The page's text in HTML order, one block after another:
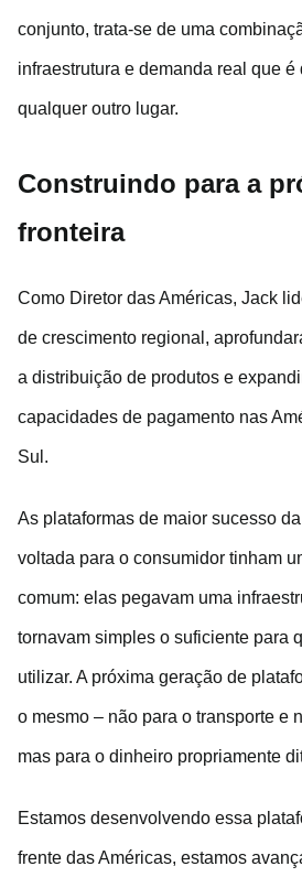
conjunto, trata-se de uma
infraestrutura e demanda real que
qualquer outro lugar.
Construindo para a
fronteira
Como Diretor das Américas, Jack
de crescimento regional,
a distribuição de produtos e
capacidades de pagamento nas
Sul.
As plataformas de maior sucesso
voltada para o consumidor tinham
comum: elas pegavam uma
tornavam simples o suficiente para
utilizar. A próxima geração de
o mesmo – não para o transporte e
mas para o dinheiro propriamente
Estamos desenvolvendo essa
frente das Américas, estamos